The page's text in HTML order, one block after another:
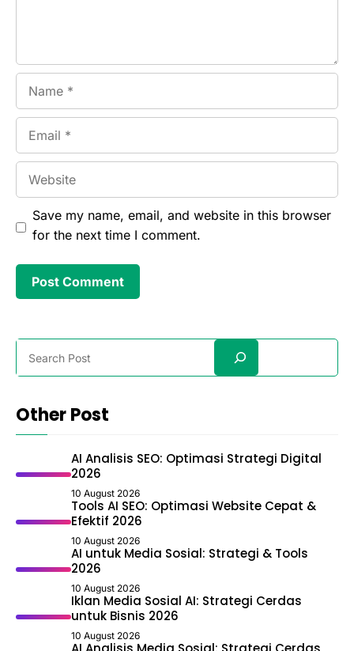
Save my name, email, and website in this browser
for the next time I comment.
Other Post
AI Analisis SEO: Optimasi Strategi Digital
2026
10 August 2026
Tools AI SEO: Optimasi Website Cepat &
Efektif 2026
10 August 2026
AI untuk Media Sosial: Strategi & Tools
2026
10 August 2026
Iklan Media Sosial AI: Strategi Cerdas
untuk Bisnis 2026
10 August 2026